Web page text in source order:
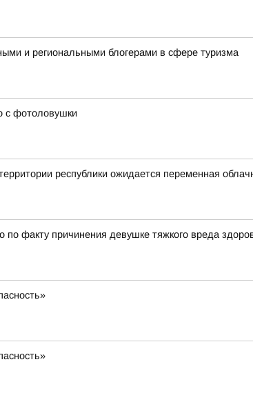
и региональными блогерами в сфере туризма
с фотоловушки
республики ожидается переменная
по факту причинения девушке тяжкого вреда